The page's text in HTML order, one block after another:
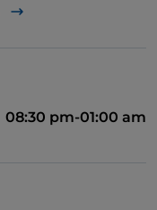
08:30 pm-01:00 am